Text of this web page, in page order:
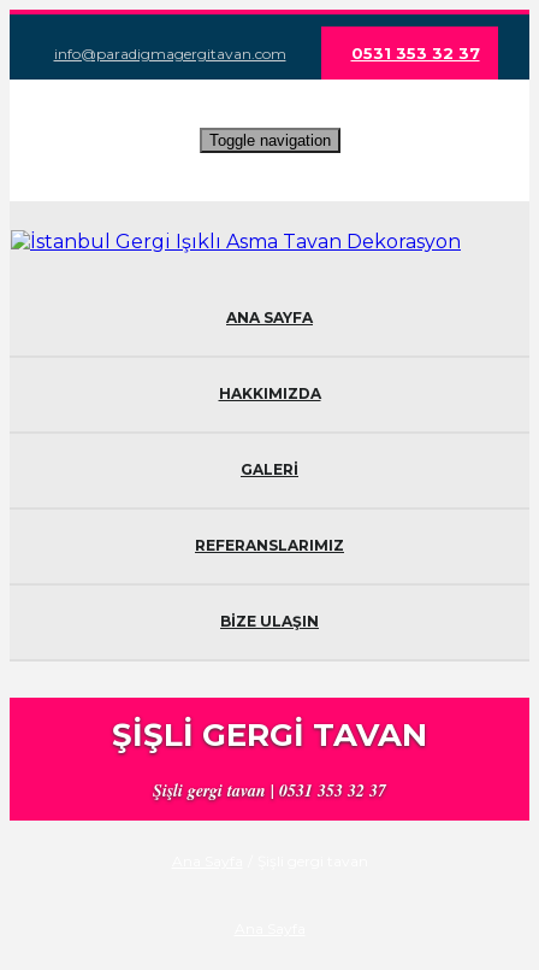
info@paradigmagergitavan.com 0531 353 32 37
Toggle navigation
ANA SAYFA
HAKKIMIZDA
GALERİ
REFERANSLARIMIZ
BİZE ULAŞIN
ŞIŞLI GERGI TAVAN
Şişli gergi tavan | 0531 353 32 37